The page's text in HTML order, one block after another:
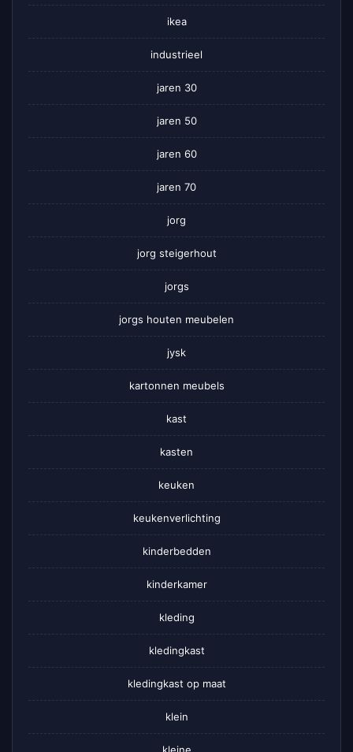
ikea
industrieel
jaren 30
jaren 50
jaren 60
jaren 70
jorg
jorg steigerhout
jorgs
jorgs houten meubelen
jysk
kartonnen meubels
kast
kasten
keuken
keukenverlichting
kinderbedden
kinderkamer
kleding
kledingkast
kledingkast op maat
klein